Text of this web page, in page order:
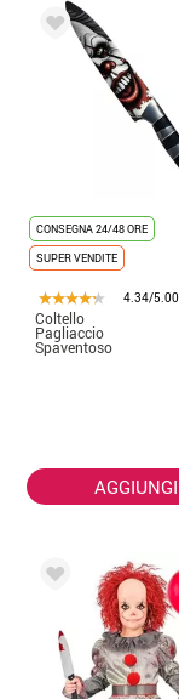
CONSEGNA 24/48 ORE
SUPER VENDITE
4.34/5.00
Coltello
Pagliaccio
Spaventoso
30,7x4,2 cm
AGGIUNGI